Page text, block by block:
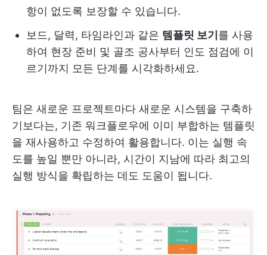
항이 없도록 보장할 수 있습니다.
보드, 달력, 타임라인과 같은 템플릿 보기 를 사용
하여 현장 준비 및 골조 공사부터 인도 점검에 이
르기까지 모든 단계를 시각화하세요.
팀은 새로운 프로젝트마다 새로운 시스템을 구축하
기보다는, 기존 워크플로우에 이미 부합하는 템플릿
을 재사용하고 수정하여 활용합니다. 이는 실행 속
도를 높일 뿐만 아니라, 시간이 지남에 따라 최고의
실행 방식을 확립하는 데도 도움이 됩니다.